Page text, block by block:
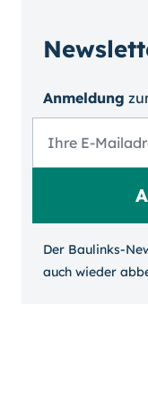
Anmeldung
Der Baulinks-
auch wieder